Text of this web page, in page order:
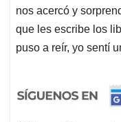
nos acercó y
que les escribe los
puso a reír, yo sentí